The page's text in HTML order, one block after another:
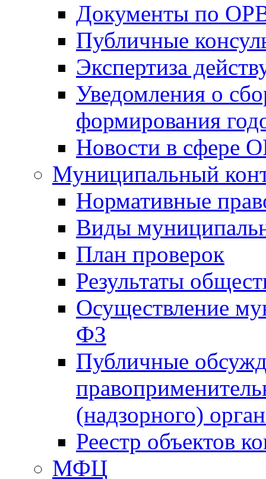
Документы по
Публичные
Экспертиза
Уведомления о
формирования
Новости в сфере
Муниципальный
Нормативные
Виды
План проверок
Результаты
Осуществление
ФЗ
Публичные
(надзорного)
Реестр объектов
МФЦ